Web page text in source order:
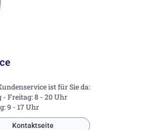
ist für Sie da:
- Freitag: 8 - 20 Uhr
9 - 17 Uhr
Kontaktseite